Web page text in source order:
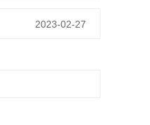
2023-02-27